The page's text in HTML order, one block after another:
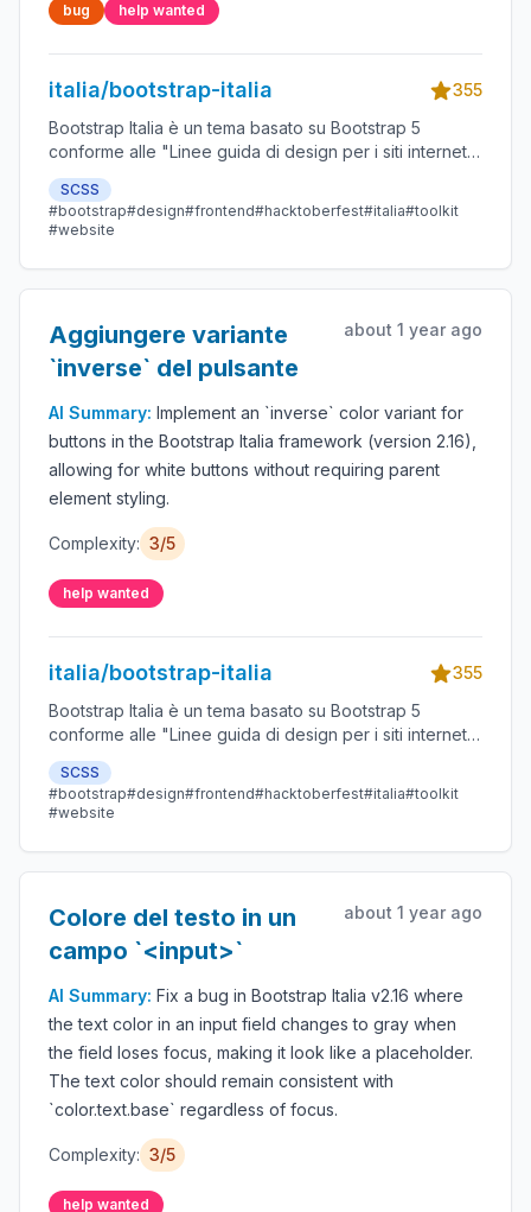
bug help wanted
italia/bootstrap-italia
355
Bootstrap Italia è un tema basato su Bootstrap 5
conforme alle "Linee guida di design per i siti internet e
i servizi digitali della Pubblica Amministrazione"
SCSS
#bootstrap#design#frontend#hacktoberfest#italia#toolkit
#website
Aggiungere variante
`inverse` del pulsante
about 1 year ago
AI Summary: Implement an `inverse` color variant for
buttons in the Bootstrap Italia framework (version 2.16),
allowing for white buttons without requiring parent
element styling.
Complexity: 3/5
help wanted
italia/bootstrap-italia
355
Bootstrap Italia è un tema basato su Bootstrap 5
conforme alle "Linee guida di design per i siti internet e
i servizi digitali della Pubblica Amministrazione"
SCSS
#bootstrap#design#frontend#hacktoberfest#italia#toolkit
#website
Colore del testo in un
campo `<input>`
about 1 year ago
AI Summary: Fix a bug in Bootstrap Italia v2.16 where
the text color in an input field changes to gray when
the field loses focus, making it look like a placeholder.
The text color should remain consistent with
`color.text.base` regardless of focus.
Complexity: 3/5
help wanted